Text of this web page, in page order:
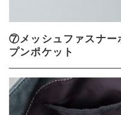
⑦メッシュファスナー
プンポケット